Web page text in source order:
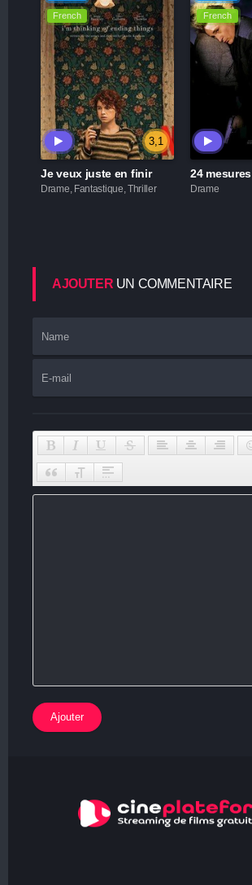
French
3,1
Je veux juste en finir
Drame, Fantastique, Thriller
French
24 mesures
Drame
AJOUTER UN COMMENTAIRE
Ajouter